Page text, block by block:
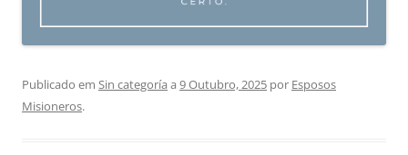
Publicado em Sin categoría a 9 Outubro, 2025 por Esposos
Misioneros.